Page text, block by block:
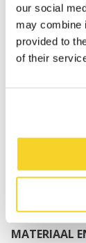
our social
may combine
provided to
of their
Binnen
Bandjes
Normale
Normale
Mix &
MATERIAAL